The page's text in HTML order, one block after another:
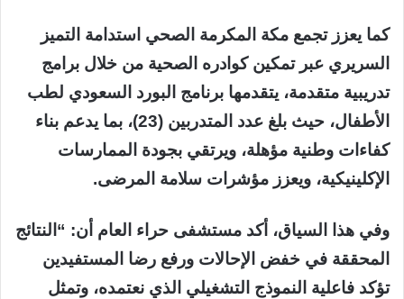
كما يعزز تجمع مكة المكرمة الصحي استدامة التميز
السريري عبر تمكين كوادره الصحية من خلال برامج
تدريبية متقدمة، يتقدمها برنامج البورد السعودي لطب
الأطفال، حيث بلغ عدد المتدربين (23)، بما يدعم بناء
كفاءات وطنية مؤهلة، ويرتقي بجودة الممارسات
الإكلينيكية، ويعزز مؤشرات سلامة المرضى.
وفي هذا السياق، أكد مستشفى حراء العام أن: “النتائج
المحققة في خفض الإحالات ورفع رضا المستفيدين
تؤكد فاعلية النموذج التشغيلي الذي نعتمده، وتمثل